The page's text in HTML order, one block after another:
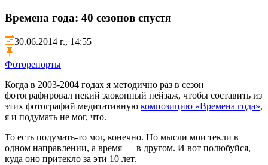
Времена года: 40 сезонов спустя
30.06.2014 г., 14:55
Фоторепорты
Когда в 2003-2004 годах я методично раз в сезон
фотографировал некий заоконный пейзаж, чтобы составить из
этих фотографий медитативную композицию «Времена года»,
я и подумать не мог, что.
То есть подумать-то мог, конечно. Но мысли мои текли в
одном направлении, а время — в другом. И вот полюбуйся,
куда оно притекло за эти 10 лет.